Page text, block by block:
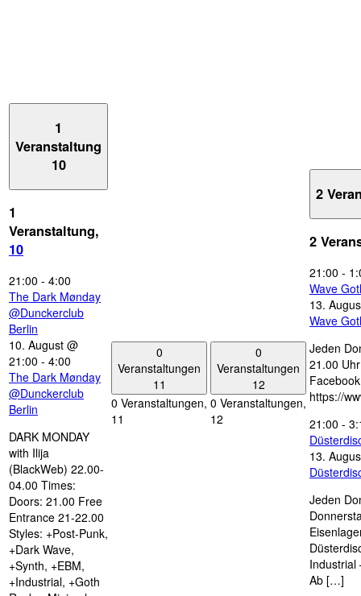
1
Veranstaltung
10
1
Veranstaltung,
10
21:00 - 4:00
The Dark Mønday
@Dunckerclub
Berlin
10. August @
21:00 - 4:00
The Dark Mønday
@Dunckerclub
Berlin
DARK MONDAY
with Ilija
(BlackWeb) 22.00-
04.00 Times:
Doors: 21.00 Free
Entrance 21-22.00
Styles: +Post-Punk,
+Dark Wave,
+Synth, +EBM,
+Industrial, +Goth
0
Veranstaltungen
11
0 Veranstaltungen,
11
0
Veranstaltungen
12
0 Veranstaltungen,
12
2
2
21:00 -
Wave
13.
Wave
Jeden
21.00
https://
21:00 -
13.
Jeden
Industrial
Ab […]